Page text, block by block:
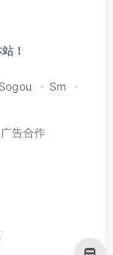
！
Sogou
Sm
广告合作